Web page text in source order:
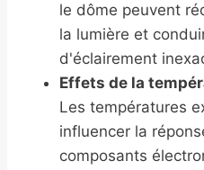
le dôme peuvent
la lumière et
d'éclairement
Effets de la
Les températures
influencer la
composants